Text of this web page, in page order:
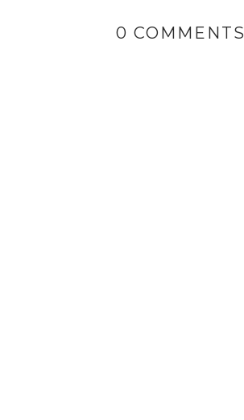
0 COMMENTS